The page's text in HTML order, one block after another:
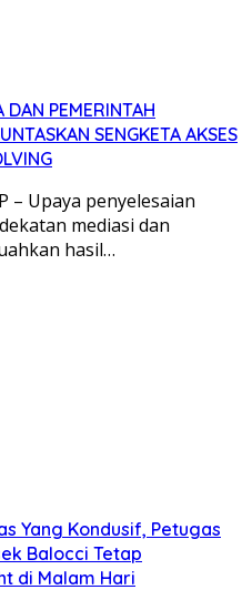
DAN PEMERINTAH
SENGKETA AKSES
– Upaya penyelesaian
mediasi dan
hasil…
Yang Kondusif, Petugas
Balocci Tetap
di Malam Hari